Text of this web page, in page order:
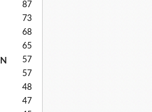
87
73
68
65
57
57
48
47